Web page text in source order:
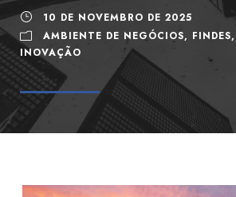
10 DE NOVEMBRO DE 2025
AMBIENTE DE NEGÓCIOS, FINDES,
INOVAÇÃO